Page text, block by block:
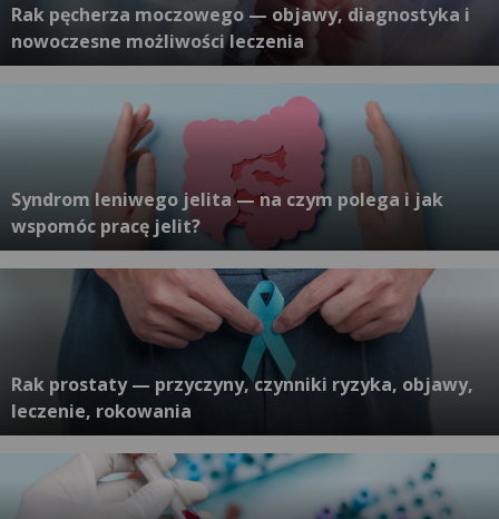
Rak pęcherza moczowego — objawy, diagnostyka i
nowoczesne możliwości leczenia
Syndrom leniwego jelita — na czym polega i jak
wspomóc pracę jelit?
Rak prostaty — przyczyny, czynniki ryzyka, objawy,
leczenie, rokowania